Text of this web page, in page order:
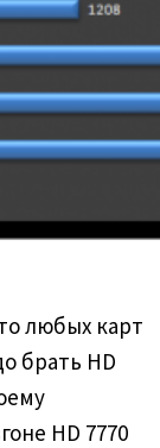
любых карт
брать HD
HD 7770